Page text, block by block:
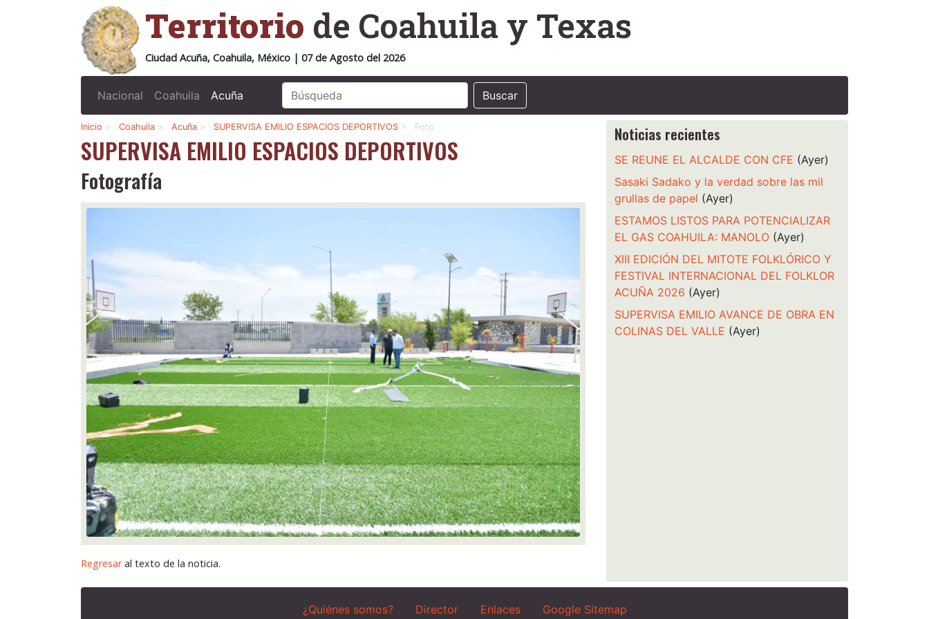
Territorio de Coahuila y Texas
Ciudad Acuña, Coahuila, México | 07 de Agosto del 2026
Nacional Coahuila Acuña Buscar
Inicio > Coahuila > Acuña > SUPERVISA EMILIO ESPACIOS DEPORTIVOS > Foto
SUPERVISA EMILIO ESPACIOS DEPORTIVOS
Fotografía
Regresaral texto de la noticia.
Noticias recientes
SE REUNE EL ALCALDE CON CFE (Ayer)
Sasaki Sadako y la verdad sobre las mil
grullas de papel (Ayer)
ESTAMOS LISTOS PARA POTENCIALIZAR
EL GAS COAHUILA: MANOLO (Ayer)
XIII EDICIÓN DEL MITOTE FOLKLÓRICO Y
FESTIVAL INTERNACIONAL DEL FOLKLOR
ACUÑA 2026 (Ayer)
SUPERVISA EMILIO AVANCE DE OBRA EN
COLINAS DEL VALLE (Ayer)
¿Quiénes somos? Director Enlaces Google Sitemap